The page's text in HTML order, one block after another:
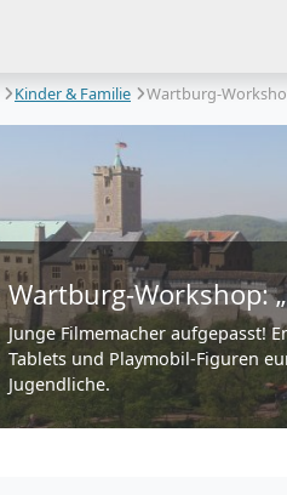
Kinder & Familie Wartburg-
Wartburg-Workshop:
Junge Filmemacher aufgepasst!
Tablets und Playmobil-Figuren
Jugendliche.